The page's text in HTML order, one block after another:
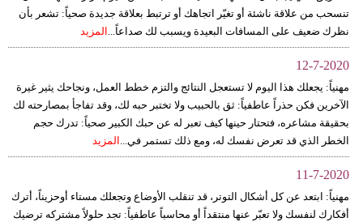
تنسحب من علاقة ناشئة أو تغيّر اتجاهك أو ترتبط بعلاقة جديدة صحياً: تشعر بأن
نظرك ضعيف على المسافات البعيدة ويسبب لك صداعاً... المزيد
12-7-2020
مهنياً: يجعلك هذا اليوم لا تستعجل النتائج والتزم خطط العمل، ونجاحك يثير غيرة
الآخرين فكن حذراً عاطفياً: ثق بالحبيب ولا تختبر حبه لك، وقد تفاجأ بمصارحته لك
بحقيقة مشاعره، فتحتار حينها كيف تعبر له عن حبك الكبير صحياً: تدرك حجم
الخطر الذي قد تعرض نفسك له، ومع ذلك تستمر في... المزيد
11-7-2020
مهنياً: ابتعد عن كل أشكال التوتر، قد تنقلب الأوضاع وتجعلك مستاء أوحزيناً، أترك
أفكارك لنفسك ولا تعبّر عنها منتقداً أو محاسباً عاطفياً: تجد حلولاً مشتركه ترضيك